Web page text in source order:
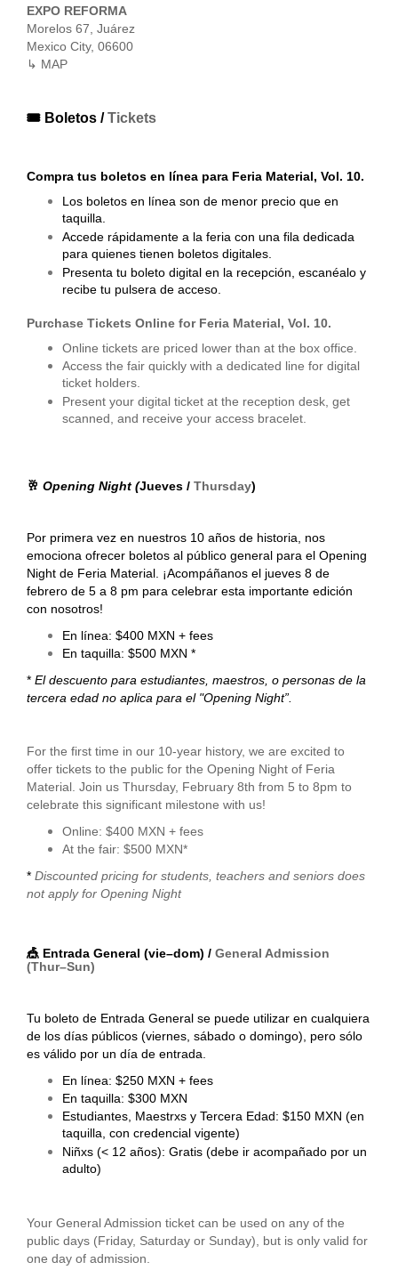
EXPO REFORMA
Morelos 67, Juárez
Mexico City, 06600
↳ MAP
🎟️ Boletos / Tickets
Compra tus boletos en línea para Feria Material, Vol. 10.
Los boletos en línea son de menor precio que en
taquilla.
Accede rápidamente a la feria con una fila dedicada
para quienes tienen boletos digitales.
Presenta tu boleto digital en la recepción, escanéalo y
recibe tu pulsera de acceso.
Purchase Tickets Online for Feria Material, Vol. 10.
Online tickets are priced lower than at the box office.
Access the fair quickly with a dedicated line for digital
ticket holders.
Present your digital ticket at the reception desk, get
scanned, and receive your access bracelet.
🥂 Opening Night (Jueves / Thursday)
Por primera vez en nuestros 10 años de historia, nos
emociona ofrecer boletos al público general para el Opening
Night de Feria Material. ¡Acompáñanos el jueves 8 de
febrero de 5 a 8 pm para celebrar esta importante edición
con nosotros!
En línea: $400 MXN + fees
En taquilla: $500 MXN *
* El descuento para estudiantes, maestros, o personas de la
tercera edad no aplica para el "Opening Night”.
For the first time in our 10-year history, we are excited to
offer tickets to the public for the Opening Night of Feria
Material. Join us Thursday, February 8th from 5 to 8pm to
celebrate this significant milestone with us!
Online: $400 MXN + fees
At the fair: $500 MXN*
* Discounted pricing for students, teachers and seniors does
not apply for Opening Night
🎪 Entrada General (vie–dom) / General Admission
(Thur–Sun)
Tu boleto de Entrada General se puede utilizar en cualquiera
de los días públicos (viernes, sábado o domingo), pero sólo
es válido por un día de entrada.
En línea: $250 MXN + fees
En taquilla: $300 MXN
Estudiantes, Maestrxs y Tercera Edad: $150 MXN (en
taquilla, con credencial vigente)
Niñxs (< 12 años): Gratis (debe ir acompañado por un
adulto)
Your General Admission ticket can be used on any of the
public days (Friday, Saturday or Sunday), but is only valid for
one day of admission.